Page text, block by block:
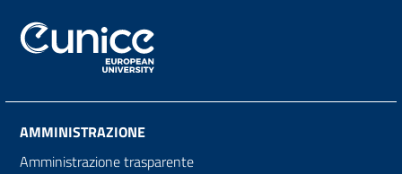
AMMINISTRAZIONE
Amministrazione trasparente